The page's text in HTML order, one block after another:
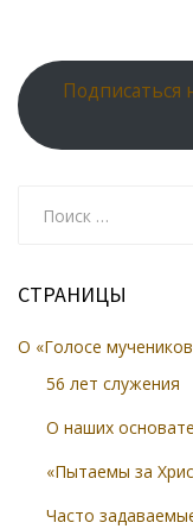
СТРАНИЦЫ
О «Голосе
56 лет служения
О наших
«Пытаемы за
Часто